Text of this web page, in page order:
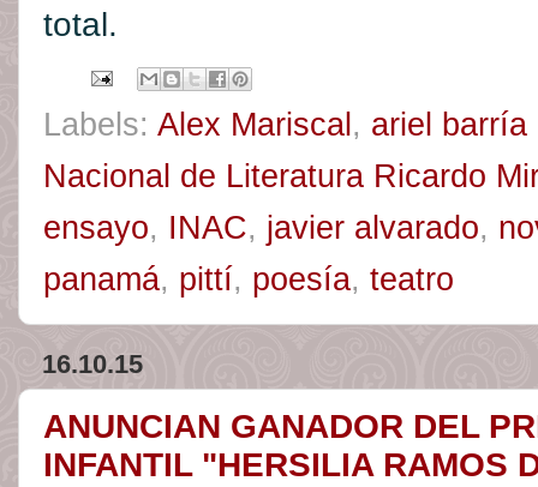
total.
Labels: Alex Mariscal , ariel barría
Nacional de Literatura Ricardo
ensayo, INAC, javier alvarado,
panamá, pittí, poesía, teatro
16.10.15
ANUNCIAN GANADOR DEL
INFANTIL "HERSILIA RAMOS